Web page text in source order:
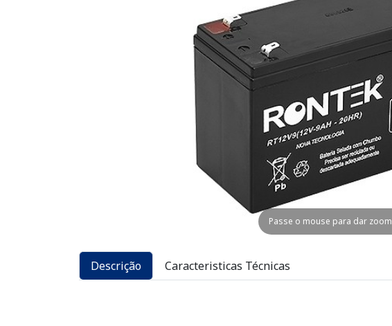
Passe o mouse para dar zoom
Descrição Caracteristicas Técnicas